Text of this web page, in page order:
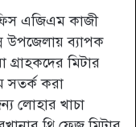
এজিএম কাজী
উপজেলায় ব্যাপক
গ্রাহকদের মিটার
সতর্ক করা
লোহার খাচা